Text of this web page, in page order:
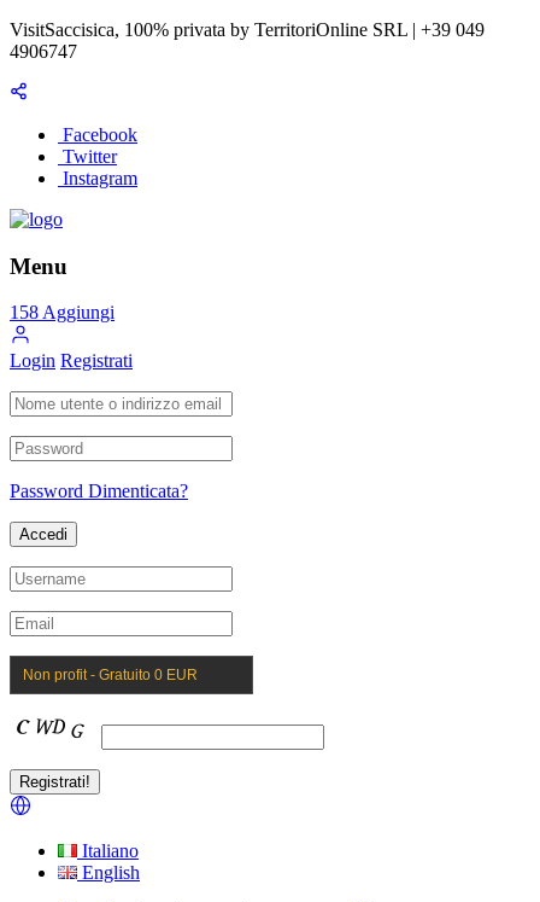
VisitSaccisica, 100% privata by TerritoriOnline SRL | +39 049
4906747
Facebook
Twitter
Instagram
Menu
158Aggiungi
Login Registrati
Password Dimenticata?
Non profit - Gratuito 0 EUR
Italiano
English